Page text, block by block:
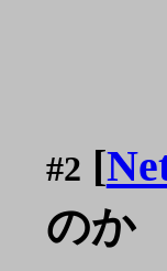
#2 [
のか